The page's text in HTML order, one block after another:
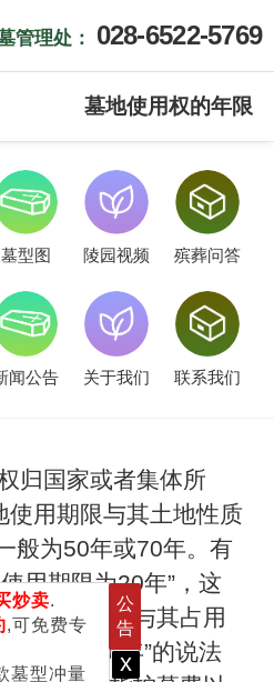
炒卖.
,可免费专
墓型冲量
公
告
x
管理处： 028-6522-5769
墓地使用权的年限
墓型图 陵园视频 殡葬问答
闻公告 关于我们 联系我们
归国家或者集体所
用期限与其土地性质
般为50年或70年。有
用期限为20年”，这
地使用期限与其占用
，所谓“20年”的说法